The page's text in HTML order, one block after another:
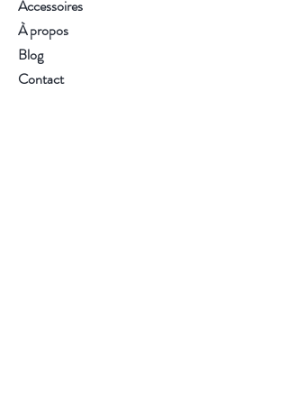
Accessoires
À propos
Blog
Contact